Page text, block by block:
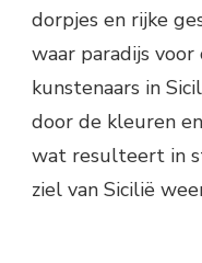
dorpjes en rijke
waar paradijs
kunstenaars in
door de kleuren
wat resulteert in
ziel van Sicilië